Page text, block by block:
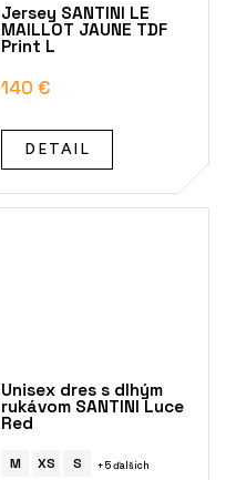
Jersey SANTINI LE
MAILLOT JAUNE TDF
Print L
140 €
DETAIL
Unisex dres s dlhým
rukávom SANTINI Luce
Red
M XS S + 5 ďalších